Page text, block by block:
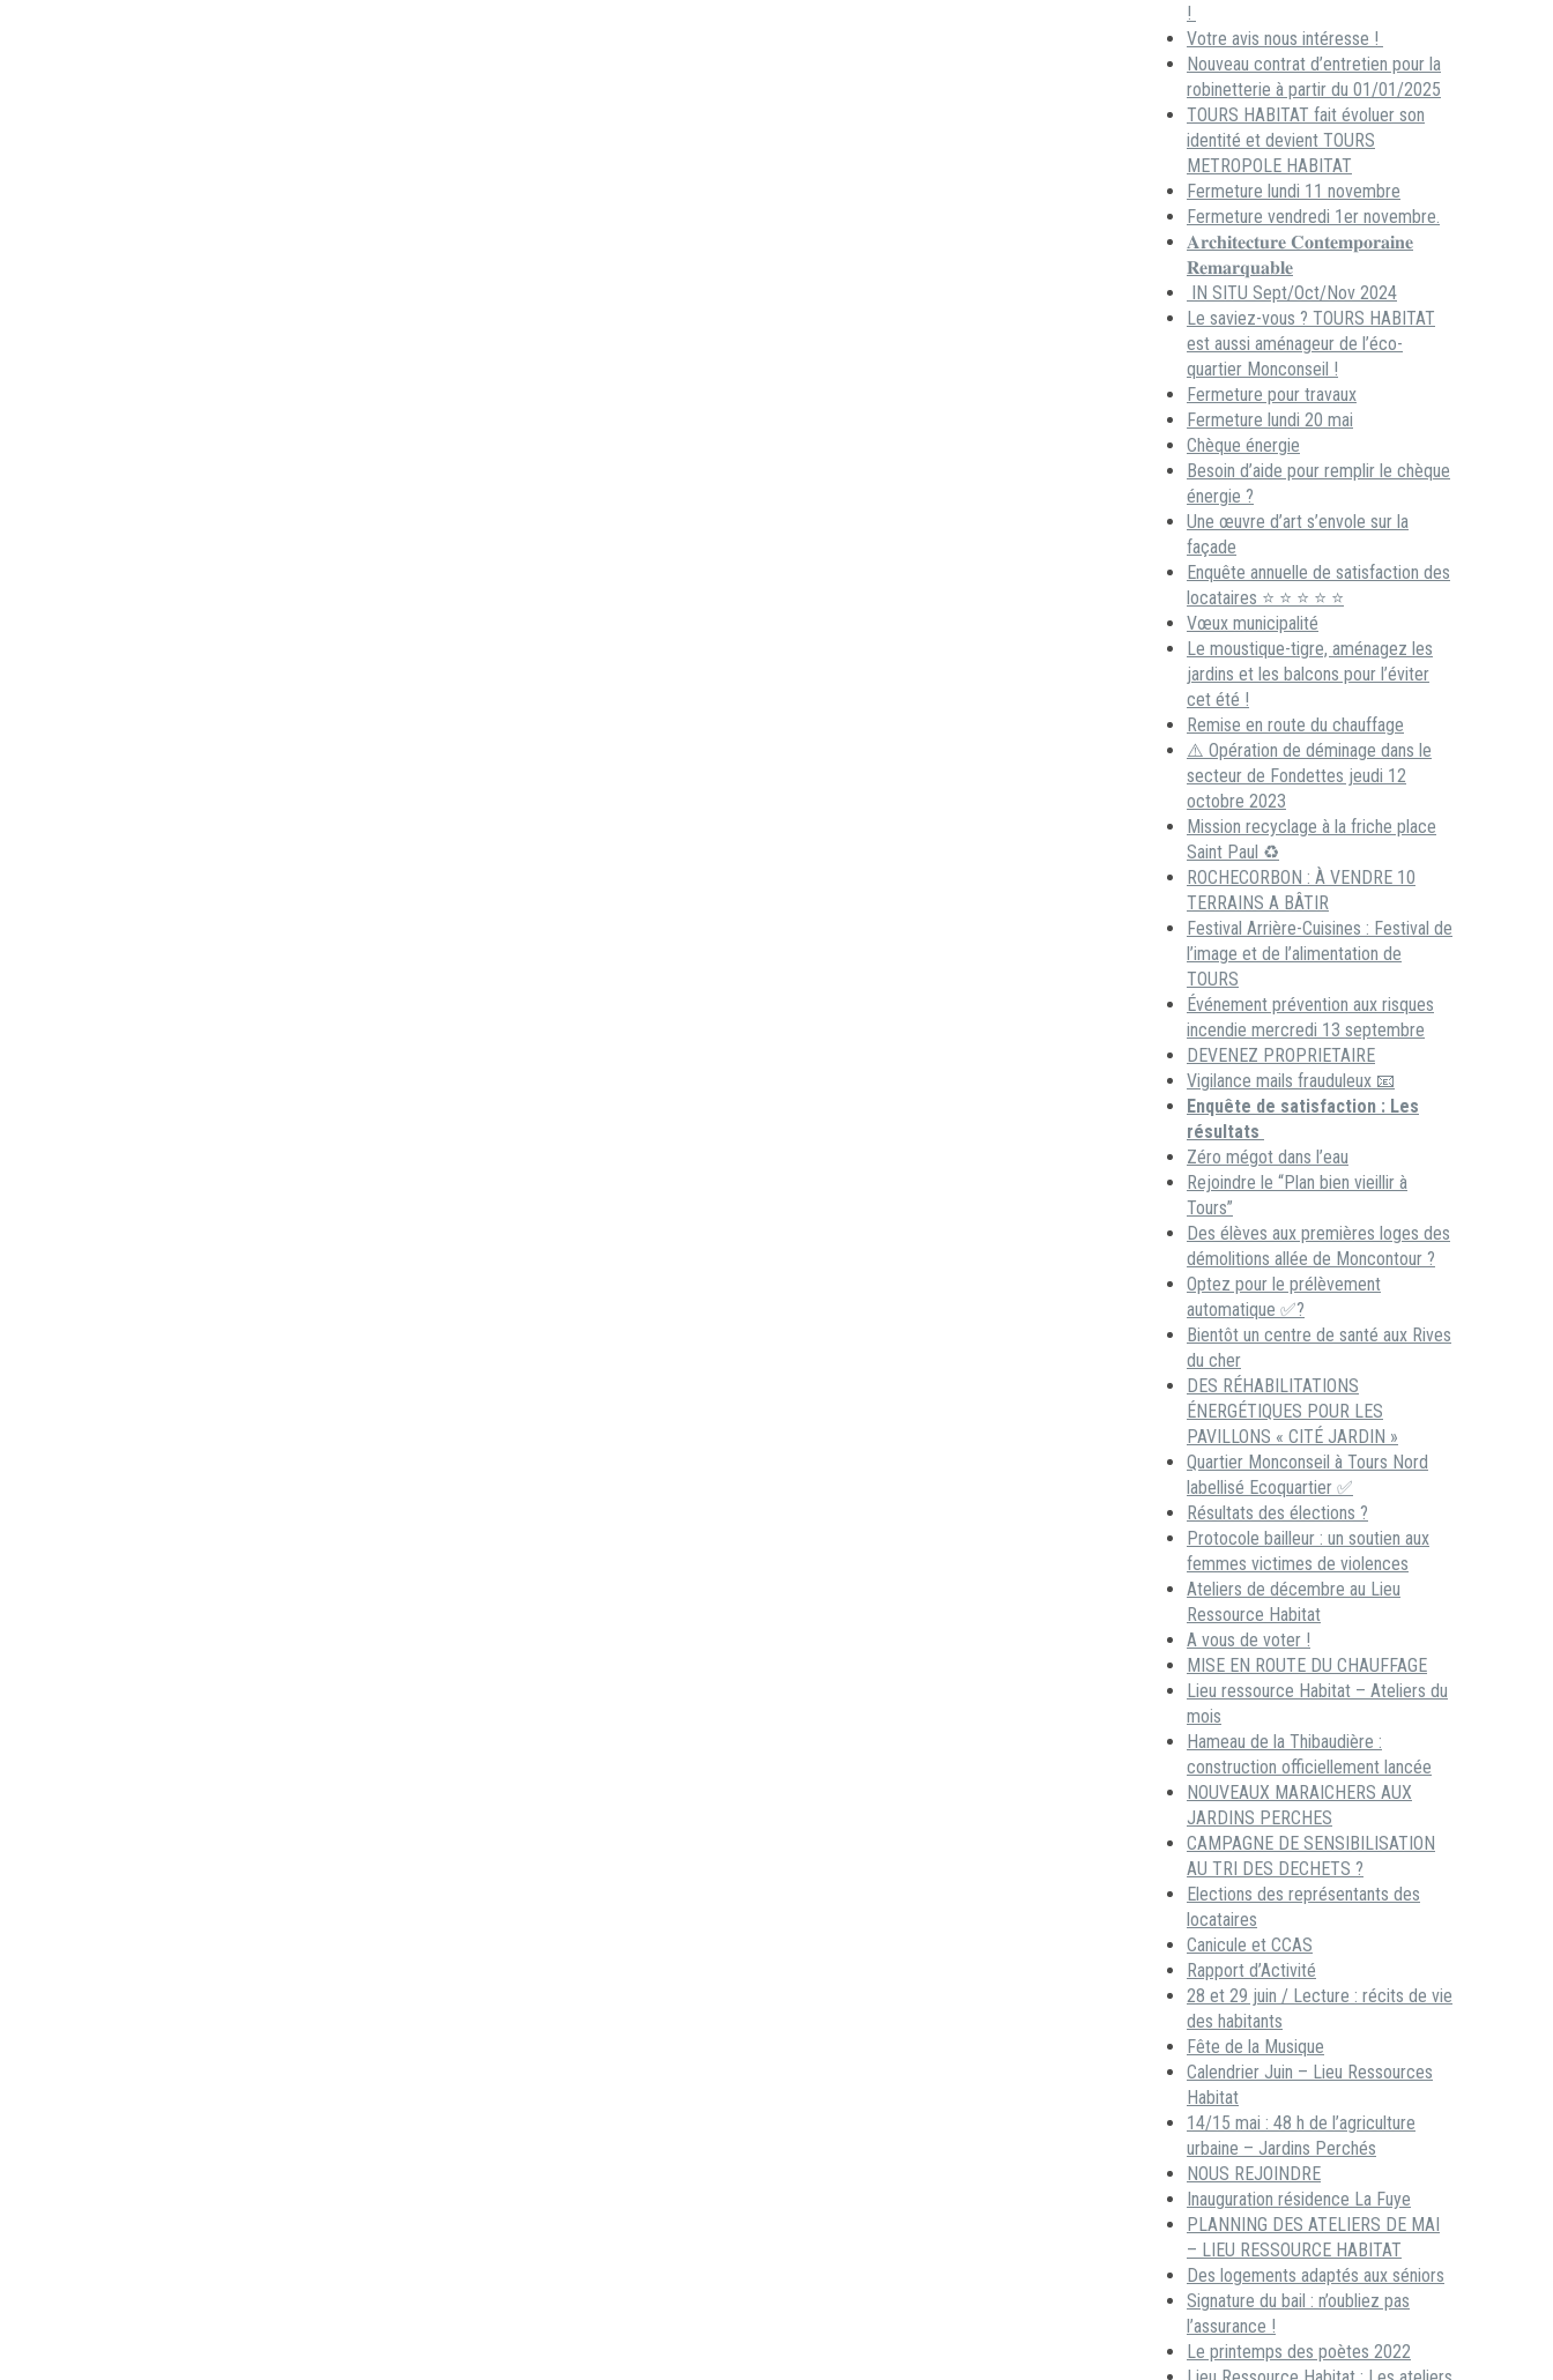
!
Votre avis nous intéresse !
Nouveau contrat d’entretien pour la
robinetterie à partir du 01/01/2025
TOURS HABITAT fait évoluer son
identité et devient TOURS
METROPOLE HABITAT
Fermeture lundi 11 novembre
Fermeture vendredi 1er novembre.
𝐀𝐫𝐜𝐡𝐢𝐭𝐞𝐜𝐭𝐮𝐫𝐞 𝐂𝐨𝐧𝐭𝐞𝐦𝐩𝐨𝐫𝐚𝐢𝐧𝐞
𝐑𝐞𝐦𝐚𝐫𝐪𝐮𝐚𝐛𝐥𝐞
IN SITU Sept/Oct/Nov 2024
Le saviez-vous ? TOURS HABITAT
est aussi aménageur de l’éco-
quartier Monconseil !
Fermeture pour travaux
Fermeture lundi 20 mai
Chèque énergie
Besoin d’aide pour remplir le chèque
énergie ?
Une œuvre d’art s’envole sur la
façade
Enquête annuelle de satisfaction des
locataires ⭐ ⭐ ⭐ ⭐ ⭐
Vœux municipalité
Le moustique-tigre, aménagez les
jardins et les balcons pour l’éviter
cet été !
Remise en route du chauffage
⚠️ Opération de déminage dans le
secteur de Fondettes jeudi 12
octobre 2023
Mission recyclage à la friche place
Saint Paul ♻️
ROCHECORBON : À VENDRE 10
TERRAINS A BÂTIR
Festival Arrière-Cuisines : Festival de
l’image et de l’alimentation de
TOURS
Événement prévention aux risques
incendie mercredi 13 septembre
DEVENEZ PROPRIETAIRE
Vigilance mails frauduleux 📧
Enquête de satisfaction : Les
résultats
Zéro mégot dans l’eau
Rejoindre le “Plan bien vieillir à
Tours”
Des élèves aux premières loges des
démolitions allée de Moncontour ?
Optez pour le prélèvement
automatique ✅?
Bientôt un centre de santé aux Rives
du cher
DES RÉHABILITATIONS
ÉNERGÉTIQUES POUR LES
PAVILLONS « CITÉ JARDIN »
Quartier Monconseil à Tours Nord
labellisé Ecoquartier ✅
Résultats des élections ?
Protocole bailleur : un soutien aux
femmes victimes de violences
Ateliers de décembre au Lieu
Ressource Habitat
A vous de voter !
MISE EN ROUTE DU CHAUFFAGE
Lieu ressource Habitat – Ateliers du
mois
Hameau de la Thibaudière :
construction officiellement lancée
NOUVEAUX MARAICHERS AUX
JARDINS PERCHES
CAMPAGNE DE SENSIBILISATION
AU TRI DES DECHETS ?
Elections des représentants des
locataires
Canicule et CCAS
Rapport d’Activité
28 et 29 juin / Lecture : récits de vie
des habitants
Fête de la Musique
Calendrier Juin – Lieu Ressources
Habitat
14/15 mai : 48 h de l’agriculture
urbaine – Jardins Perchés
NOUS REJOINDRE
Inauguration résidence La Fuye
PLANNING DES ATELIERS DE MAI
– LIEU RESSOURCE HABITAT
Des logements adaptés aux séniors
Signature du bail : n’oubliez pas
l’assurance !
Le printemps des poètes 2022